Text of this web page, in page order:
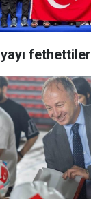
fethettiler